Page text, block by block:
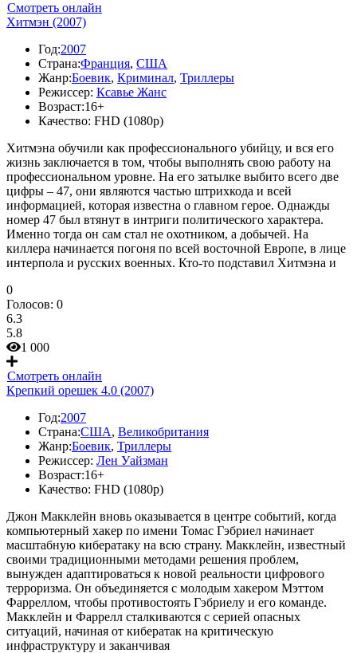
Смотреть онлайн
Хитмэн (2007)
Год:2007
Страна:Франция, США
Жанр:Боевик, Криминал, Триллеры
Режиссер: Ксавье Жанс
Возраст:16+
Качество: FHD (1080p)
Хитмэна обучили как профессионального убийцу, и вся его
жизнь заключается в том, чтобы выполнять свою работу на
профессиональном уровне. На его затылке выбито всего две
цифры – 47, они являются частью штрихкода и всей
информацией, которая известна о главном герое. Однажды
номер 47 был втянут в интриги политического характера.
Именно тогда он сам стал не охотником, а добычей. На
киллера начинается погоня по всей восточной Европе, в лице
интерпола и русских военных. Кто-то подставил Хитмэна и
0
Голосов: 0
6.3
5.8
1 000
Смотреть онлайн
Крепкий орешек 4.0 (2007)
Год:2007
Страна:США, Великобритания
Жанр:Боевик, Триллеры
Режиссер: Лен Уайзман
Возраст:16+
Качество: FHD (1080p)
Джон Макклейн вновь оказывается в центре событий, когда
компьютерный хакер по имени Томас Гэбриел начинает
масштабную кибератаку на всю страну. Макклейн, известный
своими традиционными методами решения проблем,
вынужден адаптироваться к новой реальности цифрового
терроризма. Он объединяется с молодым хакером Мэттом
Фарреллом, чтобы противостоять Гэбриелу и его команде.
Макклейн и Фаррелл сталкиваются с серией опасных
ситуаций, начиная от кибератак на критическую
инфраструктуру и заканчивая